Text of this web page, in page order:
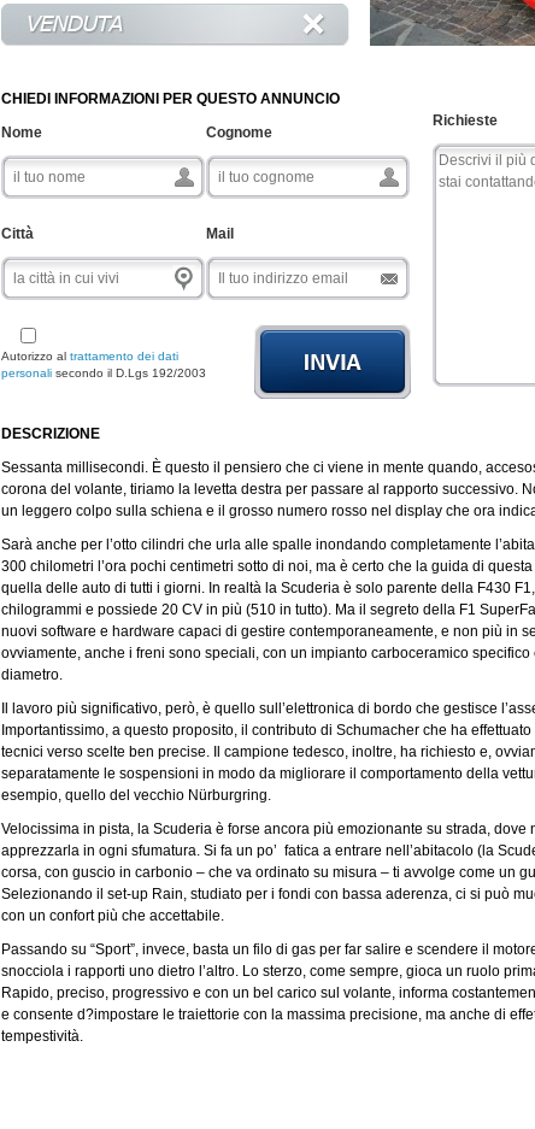
CHIEDI INFORMAZIONI PER QUESTO ANNUNCIO
Nome
Cognome
Città
Mail
Autorizzo al trattamento dei dati
personali secondo il D.Lgs 192/2003
Richieste
DESCRIZIONE
Sessanta millisecondi. È questo il pensiero che ci viene in mente quando,
corona del volante, tiriamo la levetta destra per passare al rapporto successivo.
un leggero colpo sulla schiena e il grosso numero rosso nel display che ora
Sarà anche per l’otto cilindri che urla alle spalle inondando completamente
300 chilometri l’ora pochi centimetri sotto di noi, ma è certo che la guida di
quella delle auto di tutti i giorni. In realtà la Scuderia è solo parente della F430
chilogrammi e possiede 20 CV in più (510 in tutto). Ma il segreto della F1
nuovi software e hardware capaci di gestire contemporaneamente, e non più in
ovviamente, anche i freni sono speciali, con un impianto carboceramico
diametro.
Il lavoro più significativo, però, è quello sull’elettronica di bordo che gestisce
Importantissimo, a questo proposito, il contributo di Schumacher che ha
tecnici verso scelte ben precise. Il campione tedesco, inoltre, ha richiesto e,
separatamente le sospensioni in modo da migliorare il comportamento della
esempio, quello del vecchio Nürburgring.
Velocissima in pista, la Scuderia è forse ancora più emozionante su strada, dove
apprezzarla in ogni sfumatura. Si fa un po’ fatica a entrare nell’abitacolo (la
corsa, con guscio in carbonio – che va ordinato su misura – ti avvolge come un
Selezionando il set-up Rain, studiato per i fondi con bassa aderenza, ci si può
con un confort più che accettabile.
Passando su “Sport”, invece, basta un filo di gas per far salire e scendere il
snocciola i rapporti uno dietro l’altro. Lo sterzo, come sempre, gioca un ruolo
Rapido, preciso, progressivo e con un bel carico sul volante, informa
e consente d?impostare le traiettorie con la massima precisione, ma anche di
tempestività.